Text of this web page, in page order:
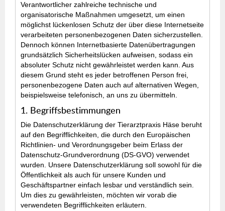
Verantwortlicher zahlreiche technische und
organisatorische Maßnahmen umgesetzt, um einen
möglichst lückenlosen Schutz der über diese Internetseite
verarbeiteten personenbezogenen Daten sicherzustellen.
Dennoch können Internetbasierte Datenübertragungen
grundsätzlich Sicherheitslücken aufweisen, sodass ein
absoluter Schutz nicht gewährleistet werden kann. Aus
diesem Grund steht es jeder betroffenen Person frei,
personenbezogene Daten auch auf alternativen Wegen,
beispielsweise telefonisch, an uns zu übermitteln.
1. Begriffsbestimmungen
Die Datenschutzerklärung der Tierarztpraxis Häse beruht
auf den Begrifflichkeiten, die durch den Europäischen
Richtlinien- und Verordnungsgeber beim Erlass der
Datenschutz-Grundverordnung (DS-GVO) verwendet
wurden. Unsere Datenschutzerklärung soll sowohl für die
Öffentlichkeit als auch für unsere Kunden und
Geschäftspartner einfach lesbar und verständlich sein.
Um dies zu gewährleisten, möchten wir vorab die
verwendeten Begrifflichkeiten erläutern.